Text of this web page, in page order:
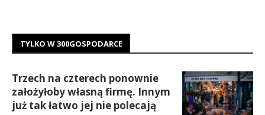
TYLKO W 300GOSPODARCE
Trzech na czterech ponownie
założyłoby własną firmę. Innym
już tak łatwo jej nie polecają